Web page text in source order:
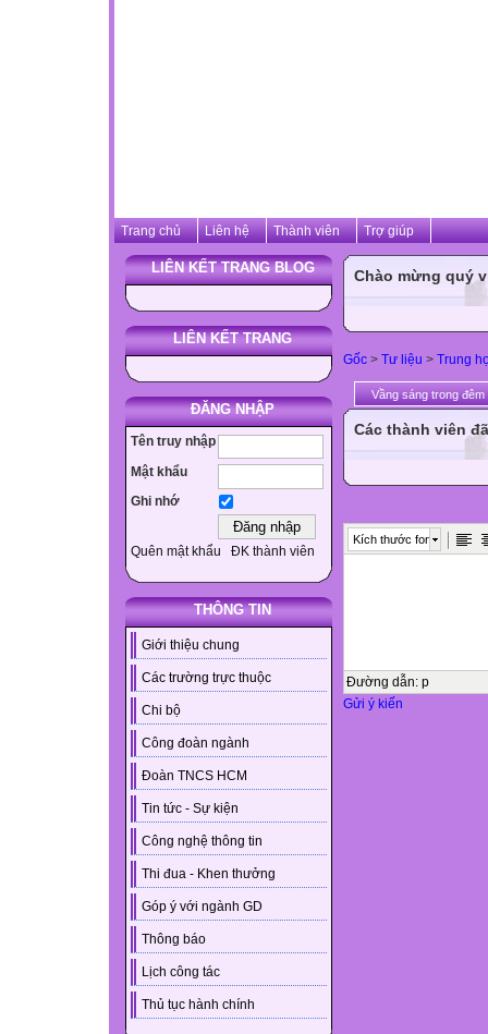
Trang chủ Liên hệ Thành viên Trợ giúp
LIÊN KẾT TRANG BLOG
LIÊN KẾT TRANG
ĐĂNG NHẬP
Tên truy nhập
Mật khẩu
Ghi nhớ
Quên mật khẩu ĐK thành viên
THÔNG TIN
Giới thiệu chung
Các trường trực thuộc
Chi bộ
Công đoàn ngành
Đoàn TNCS HCM
Tin tức - Sự kiện
Công nghệ thông tin
Thi đua - Khen thưởng
Góp ý với ngành GD
Thông báo
Lịch công tác
Thủ tục hành chính
Chào mừng quý
Gốc > Tư liệu > Trung
Vầng sáng trong đêm
Các thành viên
Kích thước font
Đường dẫn: p
Gửi ý kiến